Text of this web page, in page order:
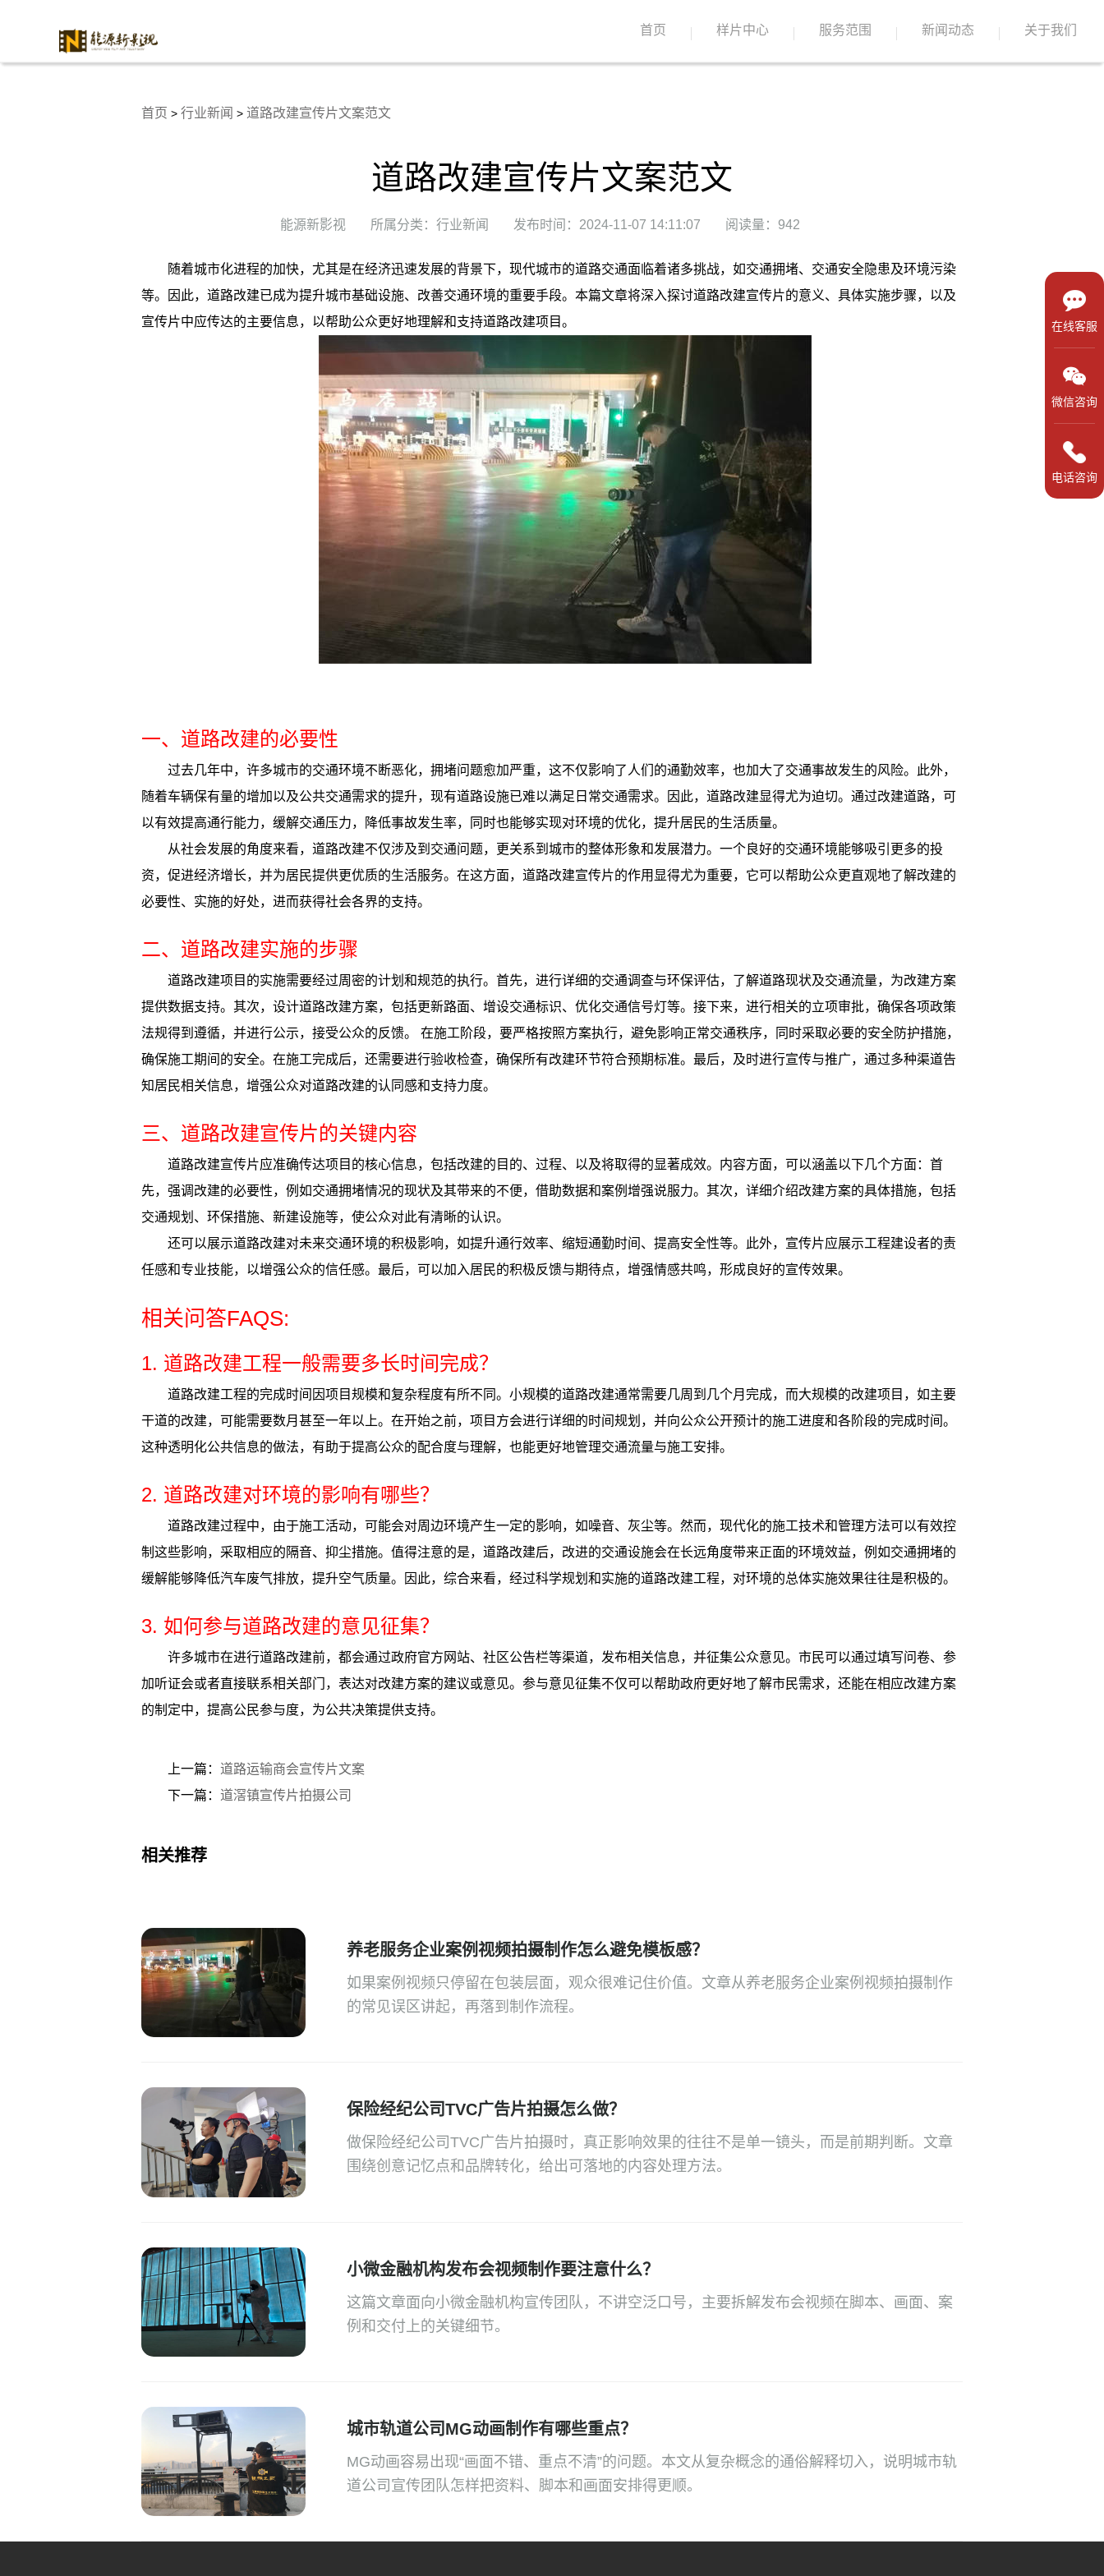
首页 样片中心 服务范围 新闻动态 关于我们
首页 > 行业新闻 > 道路改建宣传片文案范文
道路改建宣传片文案范文
能源新影视 所属分类：行业新闻 发布时间：2024-11-07 14:11:07 阅读量：942
随着城市化进程的加快，尤其是在经济迅速发展的背景下，现代城市的道路交通面临着诸多挑战，如交通拥堵、交通安全隐患及环境污染
等。因此，道路改建已成为提升城市基础设施、改善交通环境的重要手段。本篇文章将深入探讨道路改建宣传片的意义、具体实施步骤，以及
宣传片中应传达的主要信息，以帮助公众更好地理解和支持道路改建项目。
一、道路改建的必要性
过去几年中，许多城市的交通环境不断恶化，拥堵问题愈加严重，这不仅影响了人们的通勤效率，也加大了交通事故发生的风险。此外，
随着车辆保有量的增加以及公共交通需求的提升，现有道路设施已难以满足日常交通需求。因此，道路改建显得尤为迫切。通过改建道路，可
以有效提高通行能力，缓解交通压力，降低事故发生率，同时也能够实现对环境的优化，提升居民的生活质量。
从社会发展的角度来看，道路改建不仅涉及到交通问题，更关系到城市的整体形象和发展潜力。一个良好的交通环境能够吸引更多的投
资，促进经济增长，并为居民提供更优质的生活服务。在这方面，道路改建宣传片的作用显得尤为重要，它可以帮助公众更直观地了解改建的
必要性、实施的好处，进而获得社会各界的支持。
二、道路改建实施的步骤
道路改建项目的实施需要经过周密的计划和规范的执行。首先，进行详细的交通调查与环保评估，了解道路现状及交通流量，为改建方案
提供数据支持。其次，设计道路改建方案，包括更新路面、增设交通标识、优化交通信号灯等。接下来，进行相关的立项审批，确保各项政策
法规得到遵循，并进行公示，接受公众的反馈。 在施工阶段，要严格按照方案执行，避免影响正常交通秩序，同时采取必要的安全防护措施，
确保施工期间的安全。在施工完成后，还需要进行验收检查，确保所有改建环节符合预期标准。最后，及时进行宣传与推广，通过多种渠道告
知居民相关信息，增强公众对道路改建的认同感和支持力度。
三、道路改建宣传片的关键内容
道路改建宣传片应准确传达项目的核心信息，包括改建的目的、过程、以及将取得的显著成效。内容方面，可以涵盖以下几个方面：首
先，强调改建的必要性，例如交通拥堵情况的现状及其带来的不便，借助数据和案例增强说服力。其次，详细介绍改建方案的具体措施，包括
交通规划、环保措施、新建设施等，使公众对此有清晰的认识。
还可以展示道路改建对未来交通环境的积极影响，如提升通行效率、缩短通勤时间、提高安全性等。此外，宣传片应展示工程建设者的责
任感和专业技能，以增强公众的信任感。最后，可以加入居民的积极反馈与期待点，增强情感共鸣，形成良好的宣传效果。
相关问答FAQS:
1. 道路改建工程一般需要多长时间完成？
道路改建工程的完成时间因项目规模和复杂程度有所不同。小规模的道路改建通常需要几周到几个月完成，而大规模的改建项目，如主要
干道的改建，可能需要数月甚至一年以上。在开始之前，项目方会进行详细的时间规划，并向公众公开预计的施工进度和各阶段的完成时间。
这种透明化公共信息的做法，有助于提高公众的配合度与理解，也能更好地管理交通流量与施工安排。
2. 道路改建对环境的影响有哪些？
道路改建过程中，由于施工活动，可能会对周边环境产生一定的影响，如噪音、灰尘等。然而，现代化的施工技术和管理方法可以有效控
制这些影响，采取相应的隔音、抑尘措施。值得注意的是，道路改建后，改进的交通设施会在长远角度带来正面的环境效益，例如交通拥堵的
缓解能够降低汽车废气排放，提升空气质量。因此，综合来看，经过科学规划和实施的道路改建工程，对环境的总体实施效果往往是积极的。
3. 如何参与道路改建的意见征集？
许多城市在进行道路改建前，都会通过政府官方网站、社区公告栏等渠道，发布相关信息，并征集公众意见。市民可以通过填写问卷、参
加听证会或者直接联系相关部门，表达对改建方案的建议或意见。参与意见征集不仅可以帮助政府更好地了解市民需求，还能在相应改建方案
的制定中，提高公民参与度，为公共决策提供支持。
上一篇： 道路运输商会宣传片文案
下一篇： 道滘镇宣传片拍摄公司
相关推荐
养老服务企业案例视频拍摄制作怎么避免模板感？
如果案例视频只停留在包装层面，观众很难记住价值。文章从养老服务企业案例视频拍摄制作
的常见误区讲起，再落到制作流程。
保险经纪公司TVC广告片拍摄怎么做？
做保险经纪公司TVC广告片拍摄时，真正影响效果的往往不是单一镜头，而是前期判断。文章
围绕创意记忆点和品牌转化，给出可落地的内容处理方法。
小微金融机构发布会视频制作要注意什么？
这篇文章面向小微金融机构宣传团队，不讲空泛口号，主要拆解发布会视频在脚本、画面、案
例和交付上的关键细节。
城市轨道公司MG动画制作有哪些重点？
MG动画容易出现“画面不错、重点不清”的问题。本文从复杂概念的通俗解释切入，说明城市轨
道公司宣传团队怎样把资料、脚本和画面安排得更顺。
在线客服
微信咨询
电话咨询